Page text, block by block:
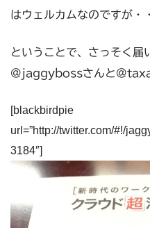
はウェルカムなのですが
ということで、さっそく届
@jaggybossさんと
[blackbirdpie
url=”http://twitter.com/#!/
3184″]